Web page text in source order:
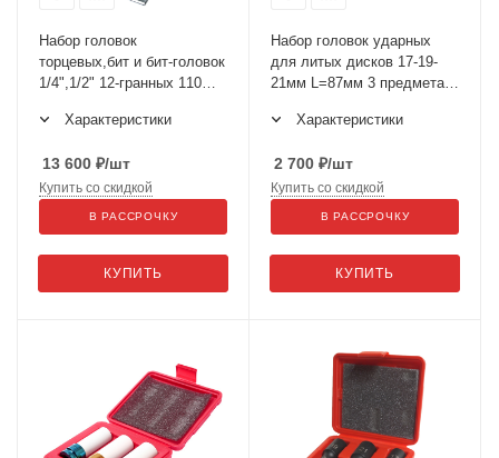
Набор головок
торцевых,бит и бит-головок
1/4",1/2" 12-гранных 110
T110B-B72
Характеристики
13 600 ₽/шт
КУПИТЬ
Купить со скидкой
В РАССРОЧКУ
Набор головок ударных
для литых дисков 17-19-
21мм L=87мм 3 предмета в
Характеристики
2 700 ₽/шт
КУПИТЬ
Купить со скидкой
В РАССРОЧКУ